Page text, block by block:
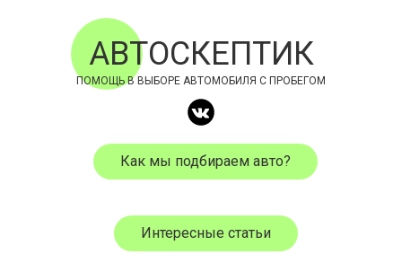
АВТОСКЕПТИК
ПОМОЩЬ В ВЫБОРЕ АВТОМОБИЛЯ С ПРОБЕГОМ
Как мы подбираем авто?
Интересные статьи